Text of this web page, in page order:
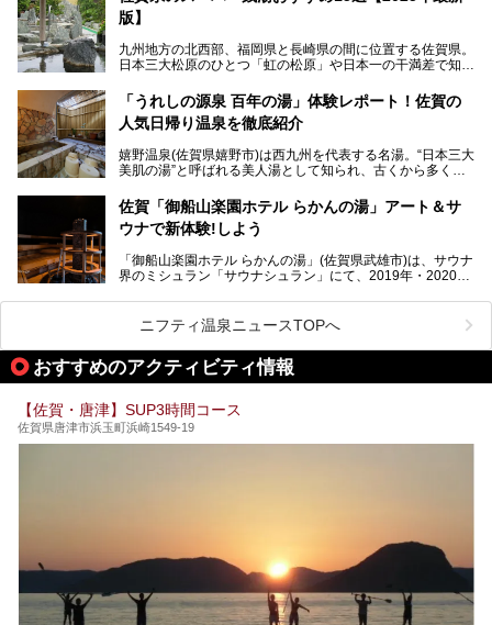
満載。
温泉も日帰り温泉施設から老舗の旅館までバラエティに富ん
でいて、老若男女、家族からカップルまで満喫できます。
時間がゆっくりと流れ、観光も楽しめる嬉野温泉、その中で
も人気の日帰り温泉を紹介します！
泉質はもちろん、施設も充実している所が多く、いくつも回
りたい場所ばかりですよ。
版】
九州地方の北西部、福岡県と長崎県の間に位置する佐賀県。
日本三大松原のひとつ「虹の松原」や日本一の干満差で知ら
魅力です。有田焼や伊万里焼、唐津焼などのやきものが盛ん
なことでも知られています。
佐賀県にはまた、嬉野温泉や武雄温泉を筆頭に数多くの温泉
と言われるほど。今回は、そんな佐賀県で特におすすめのス
ーパー銭湯をピックアップしました。
「うれしの源泉 百年の湯」体験レポート！佐賀の
人気日帰り温泉を徹底紹介
嬉野温泉(佐賀県嬉野市)は西九州を代表する名湯。“日本三大
美肌の湯”と呼ばれる美人湯として知られ、古くから多くの
中でも「うれしの源泉 百年の湯」は、嬉野温泉では数少な
い日帰り入浴専門施設のひとつ。多くの常連客や観光客に親
しまれています。
今回は、地元九州在住のニフティ温泉ライターである筆者が
「うれしの源泉 百年の湯」を現地体験。定番の大浴場をは
提供元：うれしの源泉 百年の湯【PR】
この記事はうれしの源泉 百年の湯のPRレポート記事です。
佐賀「御船山楽園ホテル らかんの湯」アート＆サ
ウナで新体験!しよう
「御船山楽園ホテル らかんの湯」(佐賀県武雄市)は、サウナ
界のミシュラン「サウナシュラン」にて、2019年・2020
一のサウナと言っても過言ではありません。
今回は、その大注目のサウナと温泉入浴施設を、男女別浴室
ごとに現地取材してきました！ さらには、御船山楽園で同
時開催中のチームラボ作品展も併せてご紹介。アート＆サウ
ナというかつてどこにも無かった組み合わせで、新体験!し
ニフティ温泉ニュースTOPへ
おすすめのアクティビティ情報
【佐賀・唐津】SUP3時間コース
佐賀県唐津市浜玉町浜崎1549-19